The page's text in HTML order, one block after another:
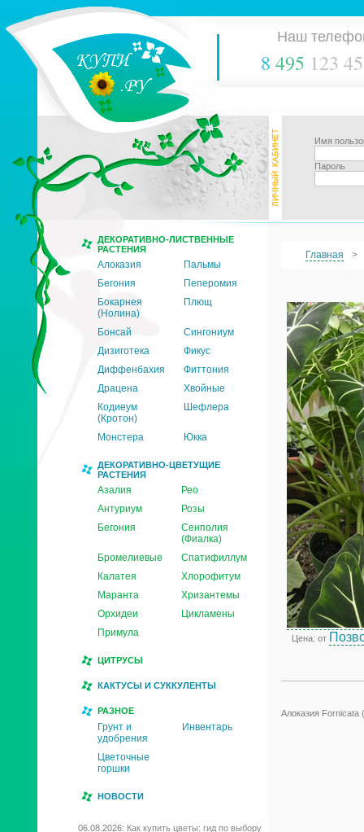
Наш
8 495 123
Имя
Пароль
ДЕКОРАТИВНО-ЛИСТВЕННЫЕ
РАСТЕНИЯ
Алоказия
Пальмы
Бегония
Пеперомия
Бокарнея
(Нолина)
Плющ
Бонсай
Сингониум
Дизиготека
Фикус
Диффенбахия
Фиттония
Драцена
Хвойные
Кодиеум
(Кротон)
Шефлера
Монстера Юкка
ДЕКОРАТИВНО-ЦВЕТУЩИЕ
РАСТЕНИЯ
Азалия
Рео
Антуриум
Розы
Бегония
Сенполия
(Фиалка)
Бромелиевые
Спатифиллум
Калатея
Хлорофитум
Маранта
Хризантемы
Орхидеи
Цикламены
Примула
ЦИТРУСЫ
КАКТУСЫ И СУККУЛЕНТЫ
РАЗНОЕ
Грунт и
удобрения
Инвентарь
Цветочные
горшки
НОВОСТИ
06.08.2026: Как купить цветы: гид по выбору
Главная
Цена: от
Алоказия Fornicata